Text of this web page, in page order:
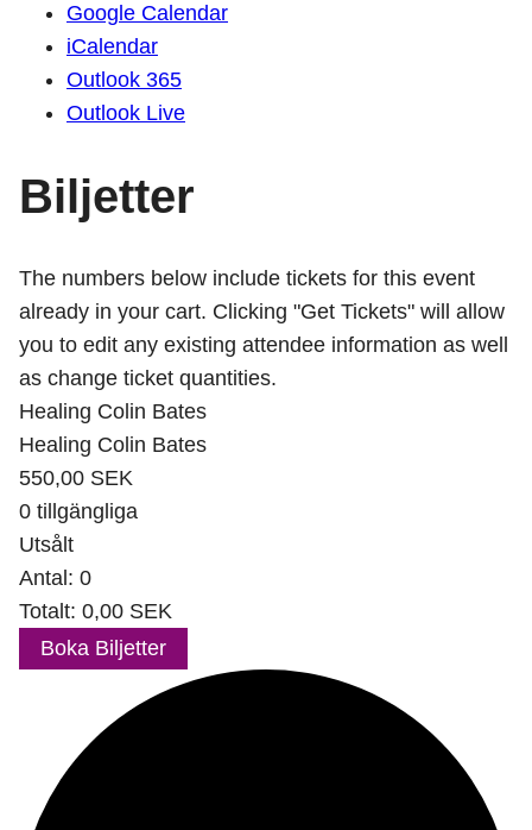
Google Calendar
iCalendar
Outlook 365
Outlook Live
Biljetter
The numbers below include tickets for this event
already in your cart. Clicking "Get Tickets" will allow
you to edit any existing attendee information as well
as change ticket quantities.
Healing Colin Bates
Healing Colin Bates
550,00 SEK
0 tillgängliga
Utsålt
Antal: 0
Totalt: 0,00 SEK
Boka Biljetter